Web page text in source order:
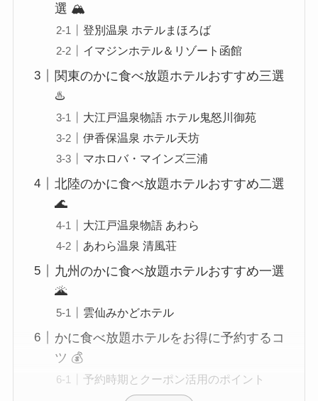
選 🏔️
登別温泉 ホテルまほろば
イマジンホテル＆リゾート函館
関東のかに食べ放題ホテルおすすめ三選
♨️
大江戸温泉物語 ホテル鬼怒川御苑
伊香保温泉 ホテル天坊
マホロバ・マインズ三浦
北陸のかに食べ放題ホテルおすすめ二選
🌊
大江戸温泉物語 あわら
あわら温泉 清風荘
九州のかに食べ放題ホテルおすすめ一選
🌋
雲仙みかどホテル
かに食べ放題ホテルをお得に予約するコ
ツ 💰
予約時期とクーポン活用のポイント